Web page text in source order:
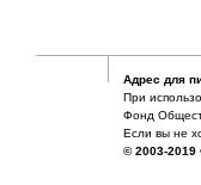
Адрес для
При
Фонд
Если вы не
© 2003-